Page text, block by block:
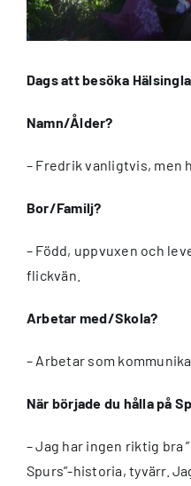
Dags att besöka
Namn/Ålder?
– Fredrik vanligtvis, men
Bor/Familj?
– Född, uppvuxen och
flickvän.
Arbetar med/Skola?
– Arbetar som
När började du hålla på
– Jag har ingen riktig bra
Spurs”-historia, tyvärr.